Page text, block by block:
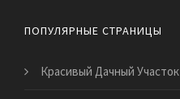
ПОПУЛЯРНЫЕ СТРАНИЦЫ
Красивый Дачный Участок